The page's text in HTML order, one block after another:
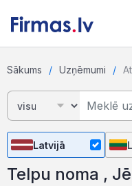
Sākums Uzņēmumi
Latvijā
Telpu noma ,